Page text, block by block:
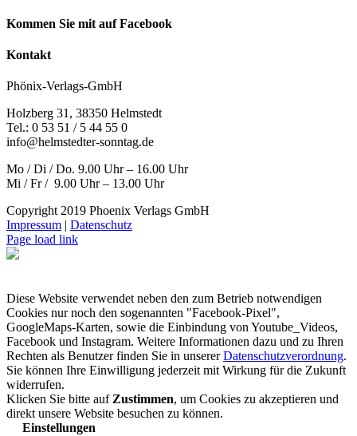
Kommen Sie mit auf Facebook
Kontakt
Phönix-Verlags-GmbH
Holzberg 31, 38350 Helmstedt
Tel.: 0 53 51 / 5 44 55 0
info@helmstedter-sonntag.de
Mo / Di / Do. 9.00 Uhr – 16.00 Uhr
Mi / Fr / 9.00 Uhr – 13.00 Uhr
Copyright 2019 Phoenix Verlags GmbH
Impressum | Datenschutz
Page load link
Diese Website verwendet neben den zum Betrieb notwendigen
Cookies nur noch den sogenannten "Facebook-Pixel",
GoogleMaps-Karten, sowie die Einbindung von Youtube_Videos,
Facebook und Instagram. Weitere Informationen dazu und zu Ihren
Rechten als Benutzer finden Sie in unsererDatenschutzverordnung.
Sie können Ihre Einwilligung jederzeit mit Wirkung für die Zukunft
widerrufen.
Klicken Sie bitte auf Zustimmen, um Cookies zu akzeptieren und
direkt unsere Website besuchen zu können.
Einstellungen